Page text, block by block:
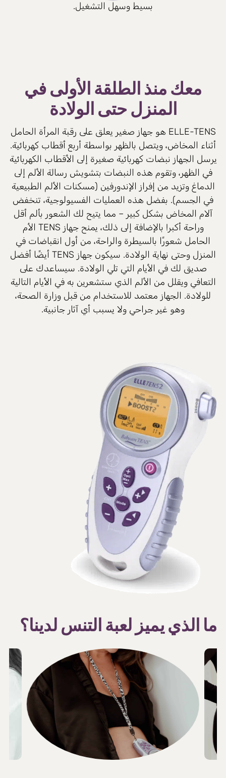
بسيط وسهل التشغيل.
معك منذ الطلقة الأولى في
المنزل حتى الولادة
ELLE-TENS هو جهاز صغير يعلق على رقبة المرأة الحامل
أثناء المخاض، ويتصل بالظهر بواسطة أربع أقطاب كهربائية.
يرسل الجهاز نبضات كهربائية صغيرة إلى الأقطاب الكهربائية
في الظهر، وتقوم هذه النبضات بتشويش رسالة الألم إلى
الدماغ وتزيد من إفراز الإندورفين (مسكنات الألم الطبيعية
في الجسم). بفضل هذه العمليات الفسيولوجية، تنخفض
آلام المخاض بشكل كبير – مما يتيح لك الشعور بألم أقل
وراحة أكبر! بالإضافة إلى ذلك، يمنح جهاز TENS الأم
الحامل شعورًا بالسيطرة والراحة، من أول انقباضات في
المنزل وحتى نهاية الولادة. سيكون جهاز TENS أيضًا أفضل
صديق لك في الأيام التي تلي الولادة. سيساعدك على
التعافي ويقلل من الألم الذي ستشعرين به في الأيام التالية
للولادة. الجهاز معتمد للاستخدام من قبل وزارة الصحة،
وهو غير جراحي ولا يسبب أي آثار جانبية.
ما الذي يميز لعبة التنس لدينا؟